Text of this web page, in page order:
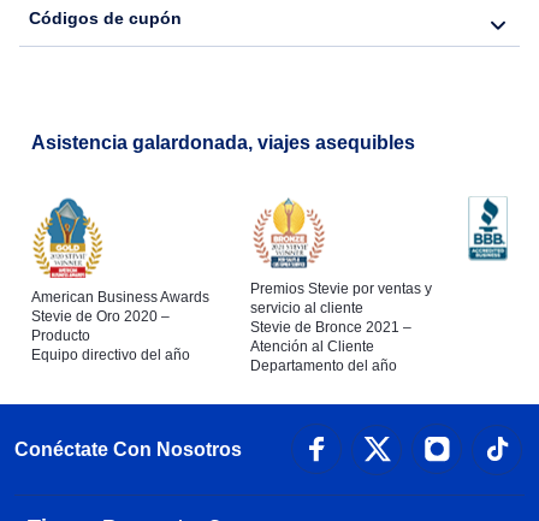
Códigos de cupón
Asistencia galardonada, viajes asequibles
American Business Awards
Stevie de Oro 2020 –
Producto
Equipo directivo del año
Premios Stevie por ventas y
servicio al cliente
Stevie de Bronce 2021 –
Atención al Cliente
Departamento del año
Conéctate Con Nosotros